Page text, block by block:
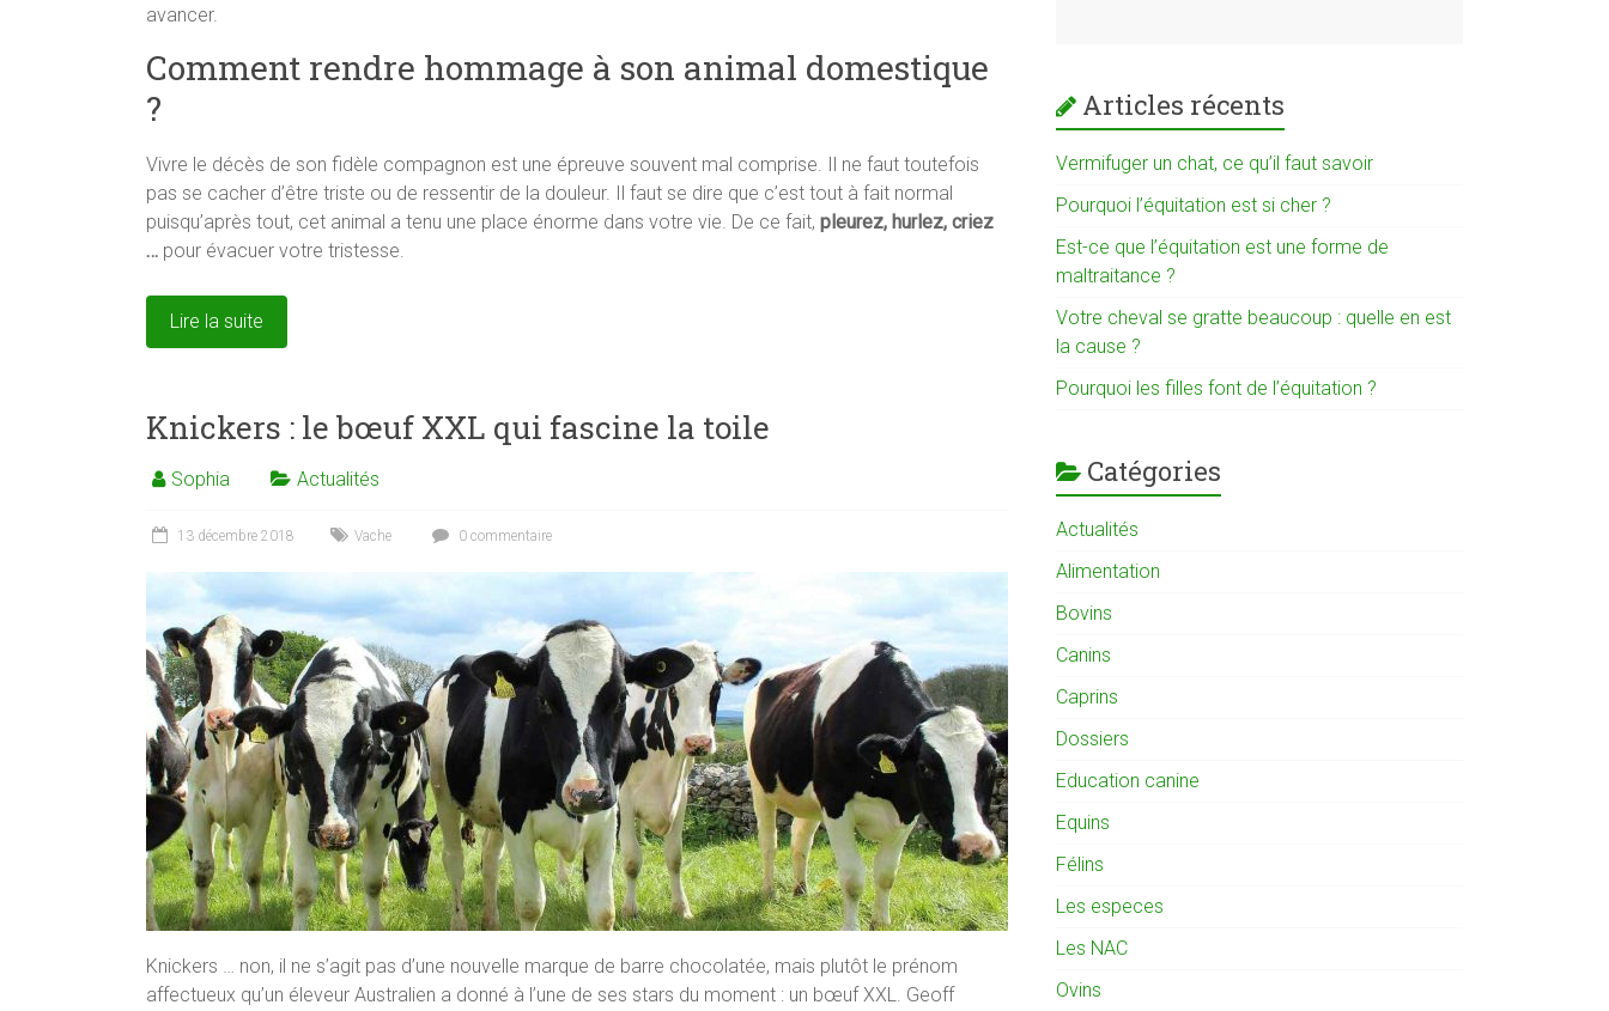
avancer.
Comment rendre hommage à son animal domestique
?
Vivre le décès de son fidèle compagnon est une épreuve souvent mal comprise. Il ne faut toutefois
pas se cacher d’être triste ou de ressentir de la douleur. Il faut se dire que c’est tout à fait normal
puisqu’après tout, cet animal a tenu une place énorme dans votre vie. De ce fait, pleurez, hurlez, criez
… pour évacuer votre tristesse.
Lire la suite
Knickers : le bœuf XXL qui fascine la toile
Sophia Actualités
13 décembre 2018 Vache 0 commentaire
Knickers … non, il ne s’agit pas d’une nouvelle marque de barre chocolatée, mais plutôt le prénom
affectueux qu’un éleveur Australien a donné à l’une de ses stars du moment : un bœuf XXL. Geoff
Articles récents
Vermifuger un chat, ce qu’il faut savoir
Pourquoi l’équitation est si cher ?
Est-ce que l’équitation est une forme de
maltraitance ?
Votre cheval se gratte beaucoup : quelle en est
la cause ?
Pourquoi les filles font de l’équitation ?
Catégories
Actualités
Alimentation
Bovins
Canins
Caprins
Dossiers
Education canine
Equins
Félins
Les especes
Les NAC
Ovins